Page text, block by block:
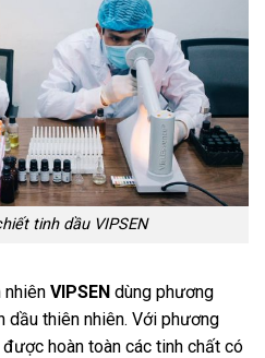
tinh dầu VIPSEN
nhiên VIPSEN dùng phương
dầu thiên nhiên. Với phương
hoàn toàn các tinh chất có